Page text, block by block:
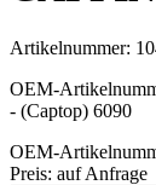
Artikelnummer:
OEM-
- (Captop) 6090
OEM-
Preis: auf Anfrage